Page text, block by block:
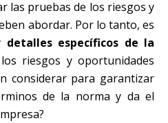
las pruebas de los riesgos y
abordar. Por lo tanto, es
detalles específicos de la
riesgos y oportunidades
considerar para garantizar
de la norma y da el